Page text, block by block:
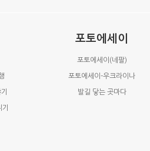
포토에세이
포토에세이(네팔)
포토에세이-우크라이나
발길 닿는 곳마다